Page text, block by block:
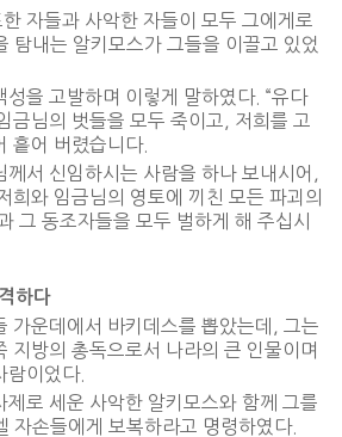
자들과 사악한 자들이 모두 그에게로
탐내는 알키모스가 그들을 이끌고 있었
성을 고발하며 이렇게 말하였다. “유다
금님의 벗들을 모두 죽이고, 저희를 고
흩어 버렸습니다.
께서 신임하시는 사람을 하나 보내시어,
희와 임금님의 영토에 끼친 모든 파괴의
그 동조자들을 모두 벌하게 해 주십시
하다
가운데에서 바키데스를 뽑았는데, 그는
지방의 총독으로서 나라의 큰 인물이며
람이었다.
제로 세운 사악한 알키모스와 함께 그를
자손들에게 보복하라고 명령하였다.